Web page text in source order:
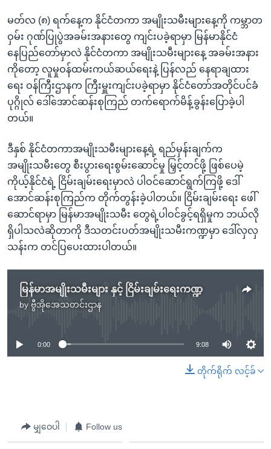
နေရာ
သို့
ကျော်
ရန်
မတ်လ (၈) ရက်နေ့က နိုင်ငံတကာ အမျိုးသမီးများနေ့ကို ကမ္ဘာတ
ဝှမ်း ဂုဏ်ပြုပွဲအခမ်းအနားတွေ ကျင်းပခဲ့ရာမှာ မြန်မာနိုင်ငံ
နေပြည်တော်မှာလဲ နိုင်ငံတကာ အမျိုးသမီးများနေ့ အခမ်းအနား
ကိုတော့ လူမှုဝန်ထမ်းကယ်ဆယ်ရေးနဲ့ ပြန်လည် နေရာချထား
ရေး ဝန်ကြီးဌာနက ကြီးမှူးကျင်းပခဲ့ရာမှာ နိုင်ငံတော်အတိုင်ပင်ခံ
ပုဂ္ဂိုလ် ဒေါ်အောင်ဆန်းစုကြည် တက်ရောက်မိန့်ခွန်းပြောခဲ့ပါ
တယ်။
ဒီနှစ် နိုင်ငံတကာအမျိုးသမီးများနေ့ရဲ့ ရည်မှန်းချက်က
အမျိုးသမီးတွေ စီးပွားရေးစွမ်းဆောင်မှု မြှင့်တင်ဖို့ ဖြစ်ပေမဲ့
ကိုယ့်နိုင်ငံရဲ့ ငြိမ်းချမ်းရေးမှာလဲ ပါဝင်ဆောင်ရွက်ကြဖို့ ဒေါ်
အောင်ဆန်းစုကြည်က တိုက်တွန်းခဲ့ပါတယ်။ ငြိမ်းချမ်းရေး ဖေါ်
ဆောင်ရာမှာ မြန်မာအမျိုးသမီး တွေရဲ့ပါဝင်ခွင့်ရရှိမှုက ဘယ်လို
ရှိပါသလဲဆိုတာကို ဒီသတင်းပတ်အမျိုးသမီးကဏ္ဍမှာ ဒေါ်လှလှ
သန်းက တင်ပြပေးထားပါတယ်။
မြန်မာအမျိုးသမီးများ နှင့် ငြိမ်းချမ်းရေးကဏ္ဍ
by ဗွီအိုအေသတင်းဌာန
No media source currently available
0:00 9:08
တိုက်ရိုက် လင့်ခ်
မျှဝေပါ Follow us